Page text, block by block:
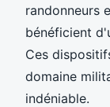
randonneurs
bénéficient
Ces
domaine
indéniable.